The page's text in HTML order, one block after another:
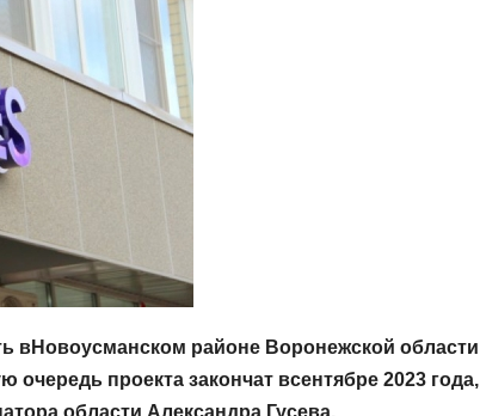
вНовоусманском районе Воронежской области
проекта закончат всентябре 2023 года,